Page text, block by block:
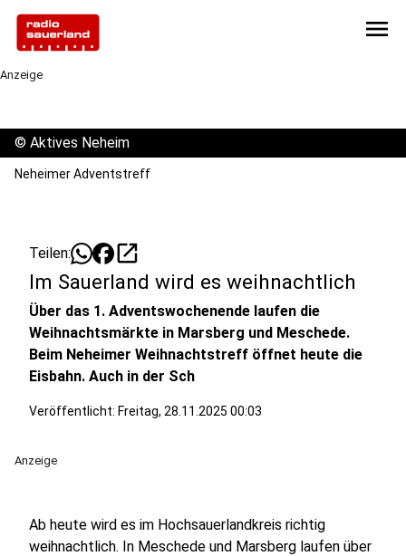
menu
Anzeige
© Aktives Neheim
Neheimer Adventstreff
Teilen: open_in_new
Im Sauerland wird es weihnachtlich
Über das 1. Adventswochenende laufen die
Weihnachtsmärkte in Marsberg und Meschede.
Beim Neheimer Weihnachtstreff öffnet heute die
Eisbahn. Auch in der Sch
Veröffentlicht: Freitag, 28.11.2025 00:03
Anzeige
Ab heute wird es im Hochsauerlandkreis richtig
weihnachtlich. In Meschede und Marsberg laufen über